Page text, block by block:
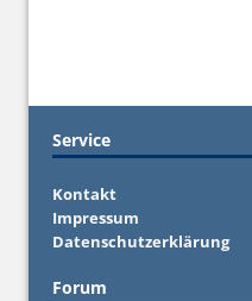
Service
Kontakt
Impressum
Datenschutzerklärung
Forum